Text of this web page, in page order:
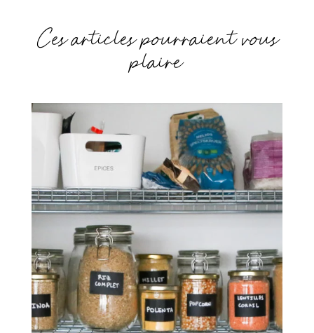
Ces articles pourraient vous
plaire